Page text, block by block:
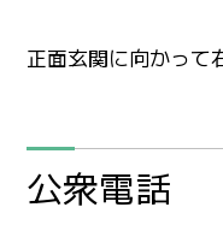
正面玄関に向かって
公衆電話